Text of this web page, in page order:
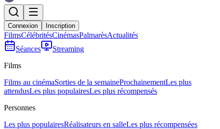
Connexion Inscription
FilmsCélébritésCinémasPalmarèsActualités
Séances
Streaming
Films
Films au cinémaSorties de la semaineProchainementLes plus
attendusLes plus populairesLes plus récompensés
Personnes
Les plus populairesRéalisateurs en salleLes plus récompensées